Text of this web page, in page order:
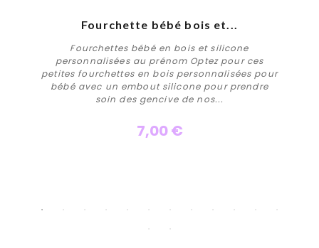
Personnaliser
Fourchette bébé bois et...
Fourchettes bébé en bois et silicone
personnalisées au prénom Optez pour ces
petites fourchettes en bois personnalisées pour
bébé avec un embout silicone pour prendre
soin des gencive de nos...
7,00 €